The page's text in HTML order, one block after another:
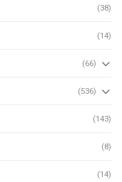
(38)
(14)
(66)
(536)
(143)
(8)
(14)